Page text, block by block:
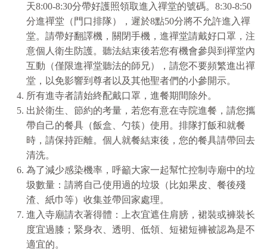
天8:00-8:30分帶好護照領取進入禪堂的號碼。8:30-8:50
分進禪堂（門口排隊），遲於8點50分將不允許進入禪
堂。請帶好翻譯機，關閉手機，進禪堂請戴好口罩，注
意個人衛生防護。聽法結束後若您有機會參與到禪堂內
互動（僅限進禪堂聽法的師兄），請您不要頻繁進出禪
堂，以免影響到尊者以及其他聖者們的小參開示。
所有進寺者請始終配戴⼝罩，進餐期間除外。
出於衛⽣、節約的考量，若您有意在寺院進餐，請您攜
帶⾃⼰的餐具（飯盒、勺筷）使⽤。排隊打飯和就餐
時，請保持距離。個⼈就餐結束後，您的餐具請帶回去
清洗。
為了減少感染機率，呼籲⼤家⼀起幫忙控制寺廟中的垃
圾數量：請將⾃⼰使⽤過的垃圾（⽐如果⽪、餐後殘
渣、紙⼱等）收集並帶回家處理。
進⼊寺廟請⾐著得體：上⾐宜遮住肩膀，裙裝或褲裝⻓
度宜過膝；緊⾝⾐、透明、低領、短裙短褲被認為是不
適宜的。